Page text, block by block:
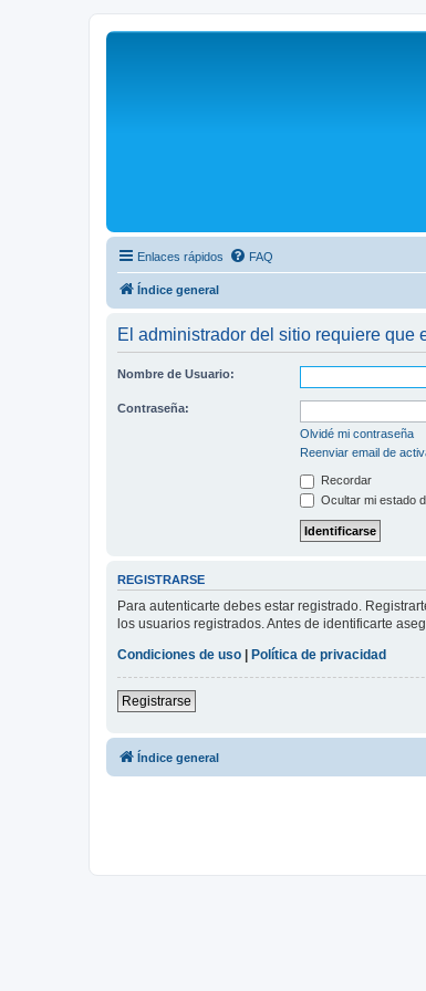
Enlaces rápidos FAQ
Índice general
El administrador del sitio requiere que
Nombre de Usuario:
Contraseña:
Olvidé mi contraseña
Reenviar email de
Recordar
Ocultar mi estado
REGISTRARSE
Para autenticarte debes estar registrado.
los usuarios registrados. Antes de identificarte
Condiciones de uso | Política de privacidad
Registrarse
Índice general